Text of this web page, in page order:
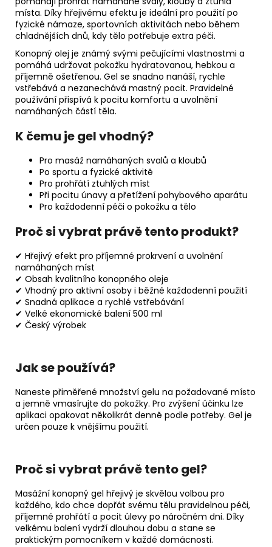
místa. Díky hřejivému efektu je ideální pro použití po
fyzické námaze, sportovních aktivitách nebo během
chladnějších dnů, kdy tělo potřebuje extra péči.
Konopný olej je známý svými pečujícími vlastnostmi a
pomáhá udržovat pokožku hydratovanou, hebkou a
příjemně ošetřenou. Gel se snadno nanáší, rychle
vstřebává a nezanechává mastný pocit. Pravidelné
používání přispívá k pocitu komfortu a uvolnění
namáhaných částí těla.
K čemu je gel vhodný?
Pro masáž namáhaných svalů a kloubů
Po sportu a fyzické aktivitě
Pro prohřátí ztuhlých míst
Při pocitu únavy a přetížení pohybového aparátu
Pro každodenní péči o pokožku a tělo
Proč si vybrat právě tento produkt?
✔ Hřejivý efekt pro příjemné prokrvení a uvolnění
namáhaných míst
✔ Obsah kvalitního konopného oleje
✔ Vhodný pro aktivní osoby i běžné každodenní použití
✔ Snadná aplikace a rychlé vstřebávání
✔ Velké ekonomické balení 500 ml
✔ Český výrobek
Jak se používá?
Naneste přiměřené množství gelu na požadované místo
a jemně vmasírujte do pokožky. Pro zvýšení účinku lze
aplikaci opakovat několikrát denně podle potřeby. Gel je
určen pouze k vnějšímu použití.
Proč si vybrat právě tento gel?
Masážní konopný gel hřejivý je skvělou volbou pro
každého, kdo chce dopřát svému tělu pravidelnou péči,
příjemné prohřátí a pocit úlevy po náročném dni. Díky
velkému balení vydrží dlouhou dobu a stane se
praktickým pomocníkem v každé domácnosti.